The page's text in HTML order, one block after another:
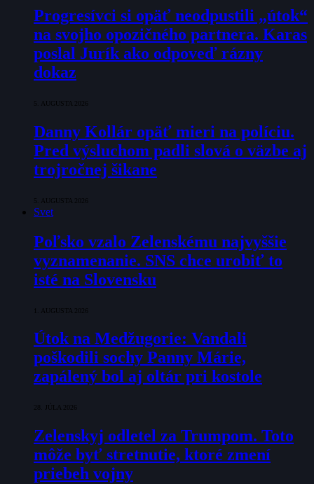
Progresívci si opäť neodpustili „útok“
na svojho opozičného partnera. Karas
poslal Jurík ako odpoveď rázny
dokaz
5. AUGUSTA 2026
Danny Kollár opäť mieri na políciu.
Pred výsluchom padli slová o väzbe aj
trojročnej šikane
5. AUGUSTA 2026
Svet
Poľsko vzalo Zelenskému najvyššie
vyznamenanie. SNS chce urobiť to
isté na Slovensku
1. AUGUSTA 2026
Útok na Medžugorie: Vandali
poškodili sochy Panny Márie,
zapálený bol aj oltár pri kostole
28. JÚLA 2026
Zelenskyj odletel za Trumpom. Toto
môže byť stretnutie, ktoré zmení
priebeh vojny